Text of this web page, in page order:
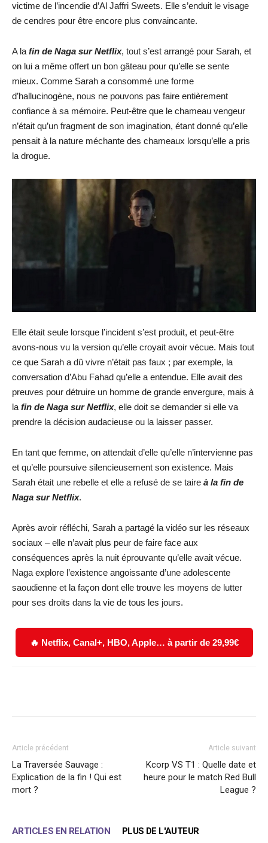
victime de l’incendie d’Al Jaffri Sweets. Elle s’enduit le visage
de cendres pour être encore plus convaincante.
A la fin de Naga sur Netflix, tout s’est arrangé pour Sarah, et
on lui a même offert un bon gâteau pour qu’elle se sente
mieux. Comme Sarah a consommé une forme
d’hallucinogène, nous ne pouvons pas faire entièrement
confiance à sa mémoire. Peut-être que le chameau vengeur
n’était qu’un fragment de son imagination, étant donné qu’elle
pensait à la nature méchante des chameaux lorsqu’elle a pris
la drogue.
Elle était seule lorsque l’incident s’est produit, et peut-être
avons-nous vu la version qu’elle croyait avoir vécue. Mais tout
ce que Sarah a dû vivre n’était pas faux ; par exemple, la
conversation d’Abu Fahad qu’elle a entendue. Elle avait des
preuves pour détruire un homme de grande envergure, mais à
la fin de Naga sur Netflix, elle doit se demander si elle va
prendre la décision audacieuse ou la laisser passer.
En tant que femme, on attendait d’elle qu’elle n’intervienne pas
et qu’elle poursuive silencieusement son existence. Mais
Sarah était une rebelle et elle a refusé de se taire à la fin de
Naga sur Netflix.
Après avoir réfléchi, Sarah a partagé la vidéo sur les réseaux
sociaux – elle n’avait plus peur de faire face aux
conséquences après la nuit éprouvante qu’elle avait vécue.
Naga explore l’existence angoissante d’une adolescente
saoudienne et la façon dont elle trouve les moyens de lutter
pour ses droits dans la vie de tous les jours.
🔥 Netflix, Canal+, HBO, Apple… à partir de 29,99€
Article précédent
La Traversée Sauvage :
Explication de la fin ! Qui est
mort ?
Article suivant
Kcorp VS T1 : Quelle date et
heure pour le match Red Bull
League ?
ARTICLES EN RELATION PLUS DE L'AUTEUR